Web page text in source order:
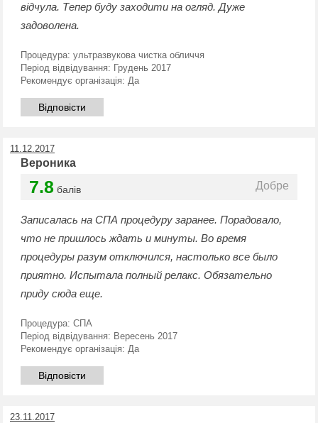
відчула. Тепер буду заходити на огляд. Дуже
задоволена.
Процедура: ультразвукова чистка обличчя
Період відвідування: Грудень 2017
Рекомендує організація: Да
Відповісти
11.12.2017
Вероника
7.8 балів Добре
Записалась на СПА процедуру заранее. Порадовало,
что не пришлось ждать и минуты. Во время
процедуры разум отключился, настолько все было
приятно. Испытала полный релакс. Обязательно
приду сюда еще.
Процедура: СПА
Період відвідування: Вересень 2017
Рекомендує організація: Да
Відповісти
23.11.2017